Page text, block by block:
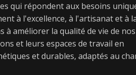
qui répondent aux besoins
à l'excellence, à l'artisanat et à
à améliorer la qualité de vie de nos
et leurs espaces de travail en
et durables, adaptés au